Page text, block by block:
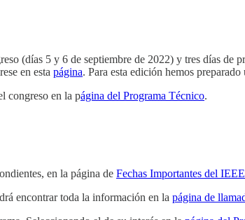
(días 5 y 6 de septiembre de 2022) y tres días de
en esta página. Para esta edición hemos
congreso en la página del Programa Técnico.
en la página de Fechas Importantes del
encontrar toda la información en la página de